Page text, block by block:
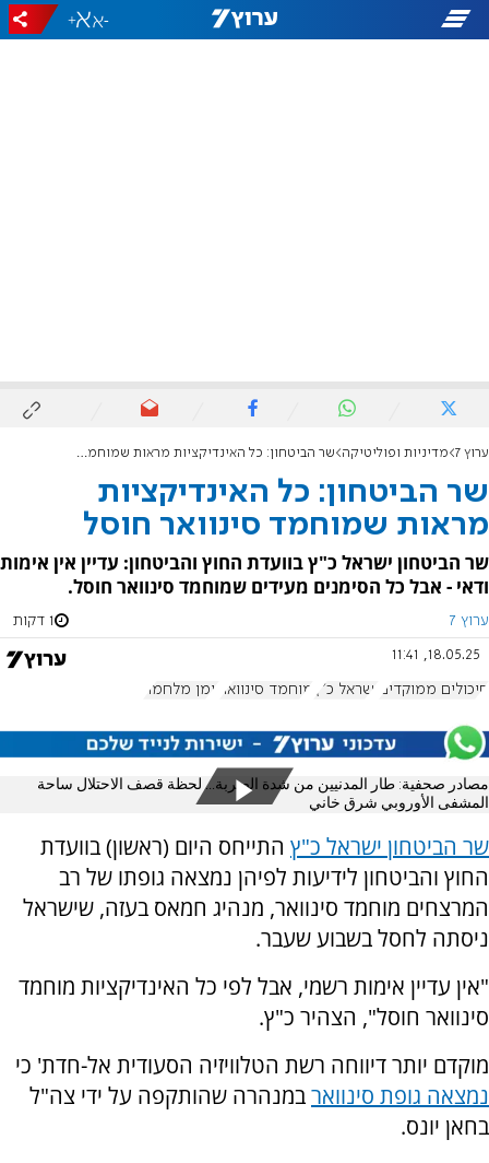
-
+
ערוץ 7 מדיניות ופוליטיקה שר הביטחון: כל האינדיקציות מראות שמוחמד סינוואר חוסל
שר הביטחון: כל האינדיקציות
מראות שמוחמד סינוואר חוסל
שר הביטחון ישראל כ"ץ בוועדת החוץ והביטחון: עדיין אין אימות
ודאי - אבל כל הסימנים מעידים שמוחמד סינוואר חוסל.
ערוץ 7 1 דקות
18.05.25, 11:41
סיכולים ממוקדים ישראל כ"ץ מוחמד סינוואר יומן מלחמה
مصادر صحفية: طار المدنيين من شدة الضربة... لحظة قصف الاحتلال ساحة
المشفى الأوروبي شرق خاني
שר הביטחון ישראל כ"ץ התייחס היום (ראשון) בוועדת
החוץ והביטחון לידיעות לפיהן נמצאה גופתו של רב
המרצחים מוחמד סינוואר, מנהיג חמאס בעזה, שישראל
ניסתה לחסל בשבוע שעבר.
"אין עדיין אימות רשמי, אבל לפי כל האינדיקציות מוחמד
סינוואר חוסל", הצהיר כ"ץ.
מוקדם יותר דיווחה רשת הטלוויזיה הסעודית אל-חדת' כי
נמצאה גופת סינווארבמנהרה שהותקפה על ידי צה"ל
בחאן יונס.